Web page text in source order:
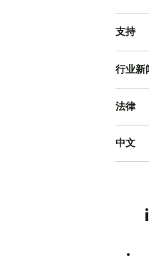
支持
行业新
法律
中文